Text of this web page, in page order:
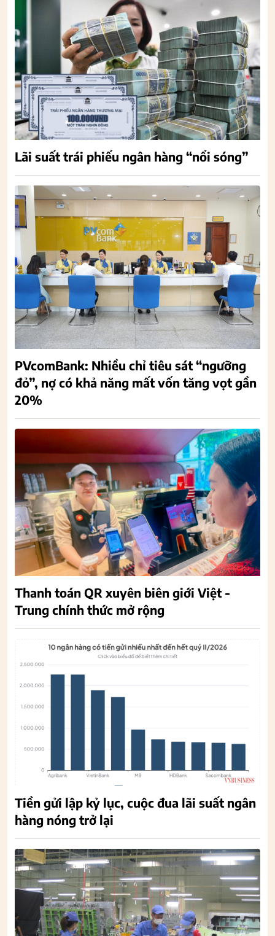
Lãi suất trái phiếu ngân hàng “nổi sóng”
PVcomBank: Nhiều chỉ tiêu sát “ngưỡng
đỏ”, nợ có khả năng mất vốn tăng vọt gần
20%
Thanh toán QR xuyên biên giới Việt -
Trung chính thức mở rộng
Tiền gửi lập kỷ lục, cuộc đua lãi suất ngân
hàng nóng trở lại